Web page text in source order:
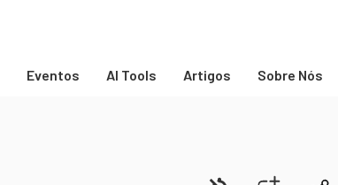
Eventos AI Tools Artigos Sobre Nós